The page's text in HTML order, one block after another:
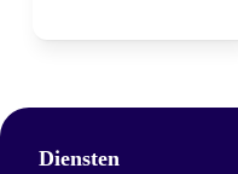
Diensten